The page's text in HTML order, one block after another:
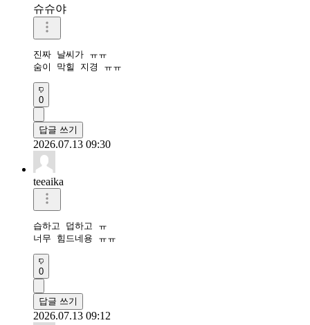
슈슈야
진짜 날씨가 ㅠㅠ
숨이 막힐 지경 ㅠㅠ
0
답글 쓰기
2026.07.13 09:30
teeaika
습하고 덥하고 ㅠ
너무 힘드네용 ㅠㅠ
0
답글 쓰기
2026.07.13 09:12